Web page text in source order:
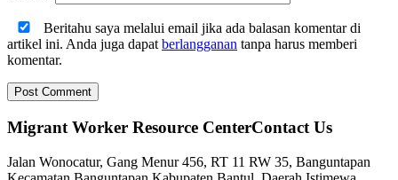
Beritahu saya melalui email jika ada balasan komentar di
artikel ini. Anda juga dapat berlangganan tanpa harus memberi
komentar.
Migrant Worker Resource CenterContact Us
Jalan Wonocatur, Gang Menur 456, RT 11 RW 35, Banguntapan